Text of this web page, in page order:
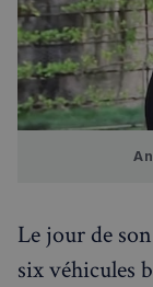
Le jour de
six véhicules